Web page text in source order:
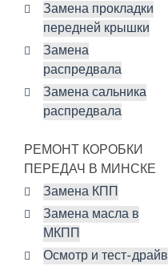
Замена прокладки
передней крышки
Замена
распредвала
Замена сальника
распредвала
РЕМОНТ КОРОБКИ
ПЕРЕДАЧ В МИНСКЕ
Замена КПП
Замена масла в
МКПП
Осмотр и тест-драйв